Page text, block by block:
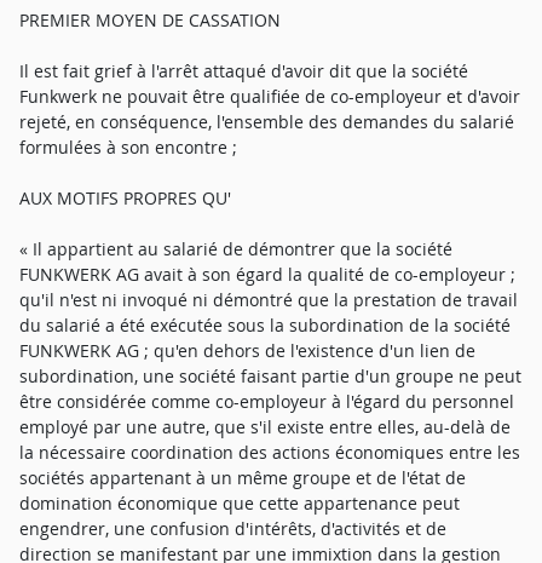
PREMIER MOYEN DE CASSATION
Il est fait grief à l'arrêt attaqué d'avoir dit que la société
Funkwerk ne pouvait être qualifiée de co-employeur et d'avoir
rejeté, en conséquence, l'ensemble des demandes du salarié
formulées à son encontre ;
AUX MOTIFS PROPRES QU'
« Il appartient au salarié de démontrer que la société
FUNKWERK AG avait à son égard la qualité de co-employeur ;
qu'il n'est ni invoqué ni démontré que la prestation de travail
du salarié a été exécutée sous la subordination de la société
FUNKWERK AG ; qu'en dehors de l'existence d'un lien de
subordination, une société faisant partie d'un groupe ne peut
être considérée comme co-employeur à l'égard du personnel
employé par une autre, que s'il existe entre elles, au-delà de
la nécessaire coordination des actions économiques entre les
sociétés appartenant à un même groupe et de l'état de
domination économique que cette appartenance peut
engendrer, une confusion d'intérêts, d'activités et de
direction se manifestant par une immixtion dans la gestion